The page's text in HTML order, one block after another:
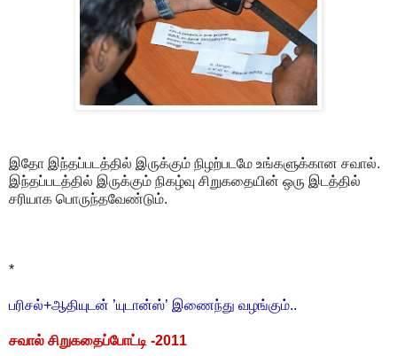
இதோ இந்தப்படத்தில் இருக்கும் நிழற்படமே உங்களுக்கான சவால்.
இந்தப்படத்தில் இருக்கும் நிகழ்வு சிறுகதையின் ஒரு இடத்தில்
சரியாக பொருந்தவேண்டும்.
*
பரிசல்+ஆதியுடன் ’யுடான்ஸ்’ இணைந்து வழங்கும்..
சவால் சிறுகதைப்போட்டி -2011